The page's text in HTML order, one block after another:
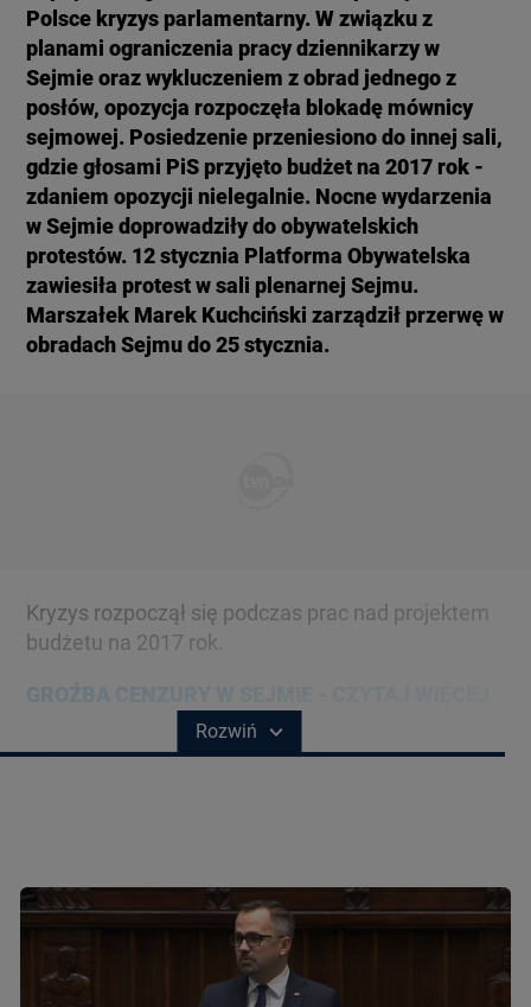
KUJAWSKO-POMORSKIE
LUBUSKIE
OLSZTYN
OPOLE
TOTERAZ
OPINIE
ATAK ROSJI NA UKRAINĘ
SZKŁO KONTAKTOWE
CIEKAWOSTKI
WIĘCEJ
Copyright (C) 1997-2025 Korzystanie z materiałów redakcyjnych TVN S.A. / TVN Media Sp. z
o.o. wymaga wcześniejszej zgody TVN S.A./ TVN Media Sp. z o.o. oraz zawarcia stosownej
umowy licencyjnej. Na podstawie art. 25 ust. 1 pkt. 1 b) ustawy o prawie autorskim i prawach
Polsce kryzys parlamentarny. W związku z
planami ograniczenia pracy dziennikarzy w
Sejmie oraz wykluczeniem z obrad jednego z
posłów, opozycja rozpoczęła blokadę mównicy
sejmowej. Posiedzenie przeniesiono do innej sali,
gdzie głosami PiS przyjęto budżet na 2017 rok -
zdaniem opozycji nielegalnie. Nocne wydarzenia
w Sejmie doprowadziły do obywatelskich
protestów. 12 stycznia Platforma Obywatelska
zawiesiła protest w sali plenarnej Sejmu.
Marszałek Marek Kuchciński zarządził przerwę w
obradach Sejmu do 25 stycznia.
Kryzys rozpoczął się podczas prac nad projektem
budżetu na 2017 rok.
GROŹBA CENZURY W SEJMIE - CZYTAJ WIĘCEJ
Rozwiń